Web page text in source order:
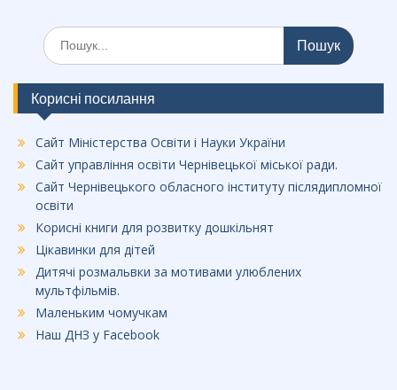
Шукати:
Корисні посилання
Сайт Міністерства Освіти і Науки України
Сайт управління освіти Чернівецької міської ради.
Сайт Чернівецького обласного інституту післядипломної
освіти
Корисні книги для розвитку дошкільнят
Цікавинки для дітей
Дитячі розмальвки за мотивами улюблених
мультфільмів.
Маленьким чомучкам
Наш ДНЗ у Facebook